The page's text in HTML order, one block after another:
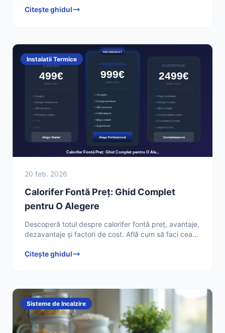
Citește ghidul
Instalatii Termice
20 feb. 2026
Calorifer Fontă Preț: Ghid Complet
pentru O Alegere
Descoperă totul despre calorifer fontă preț, avantaje,
dezavantaje și factori de cost. Află cum să faci cea
Citește ghidul
Sisteme de Incalzire